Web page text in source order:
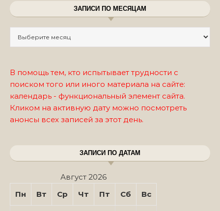
ЗАПИСИ ПО МЕСЯЦАМ
В помощь тем, кто испытывает трудности с
поиском того или иного материала на сайте:
календарь - функциональный элемент сайта.
Кликом на активную дату можно посмотреть
анонсы всех записей за этот день.
ЗАПИСИ ПО ДАТАМ
Август 2026
Пн
Вт Ср Чт Пт Сб Вс